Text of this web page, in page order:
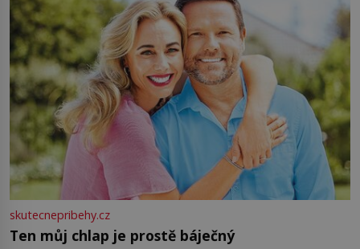
skutecnepribehy.cz
Ten můj chlap je prostě báječný